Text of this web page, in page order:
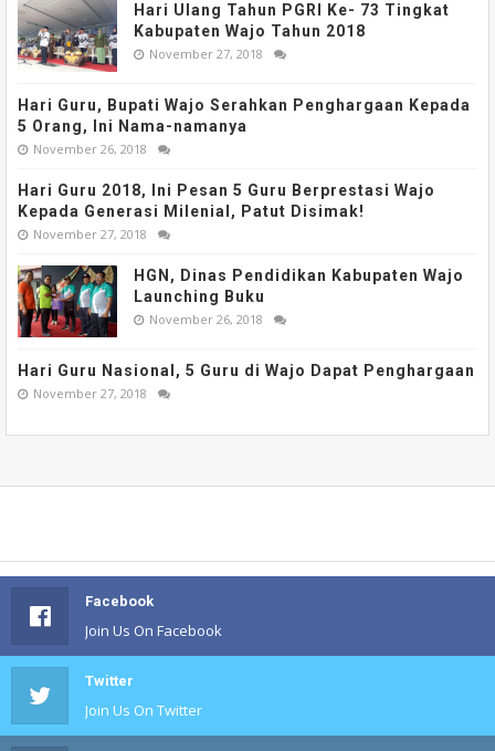
Hari Ulang Tahun PGRI Ke- 73 Tingkat
Kabupaten Wajo Tahun 2018
November 27, 2018
Hari Guru, Bupati Wajo Serahkan Penghargaan Kepada
5 Orang, Ini Nama-namanya
November 26, 2018
Hari Guru 2018, Ini Pesan 5 Guru Berprestasi Wajo
Kepada Generasi Milenial, Patut Disimak!
November 27, 2018
HGN, Dinas Pendidikan Kabupaten Wajo
Launching Buku
November 26, 2018
Hari Guru Nasional, 5 Guru di Wajo Dapat Penghargaan
November 27, 2018
Facebook
Join Us On Facebook
Twitter
Join Us On Twitter